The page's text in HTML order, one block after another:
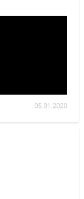
05.01.2020